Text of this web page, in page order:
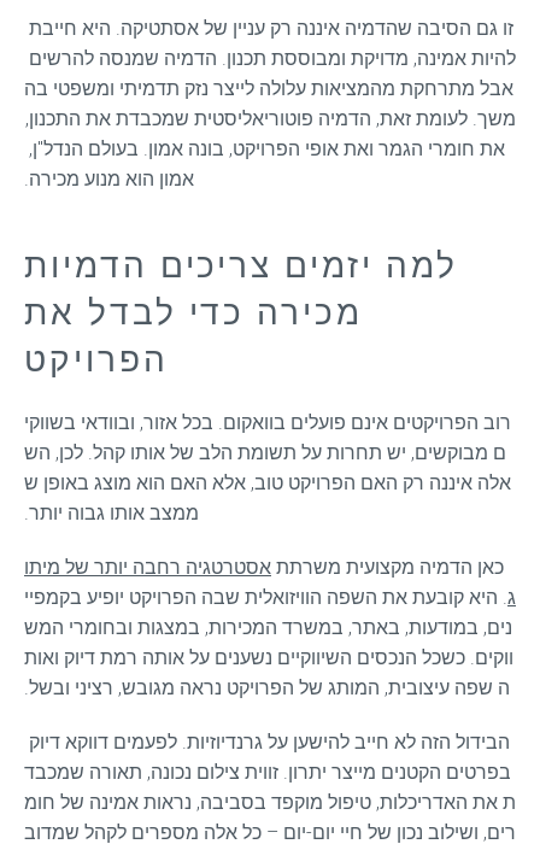
אבל מתרחקת מהמציאות עלולה לייצר נזק תדמיתי ומשפטי בה
אמון הוא מנוע מכירה.
למה יזמים צריכים הדמיות
מכירה כדי לבדל את
הפרויקט
רוב הפרויקטים אינם פועלים בוואקום. בכל אזור, ובוודאי בשווקי
ם מבוקשים, יש תחרות על תשומת הלב של אותו קהל. לכן, הש
אלה איננה רק האם הפרויקט טוב, אלא האם הוא מוצג באופן ש
ממצב אותו גבוה יותר.
כאן הדמיה מקצועית משרתת אסטרטגיה רחבה יותר של מיתו
ג. היא קובעת את השפה הוויזואלית שבה הפרויקט יופיע בקמפיי
נים, במודעות, באתר, במשרד המכירות, במצגות ובחומרי המש
ווקים. כשכל הנכסים השיווקיים נשענים על אותה רמת דיוק ואות
ה שפה עיצובית, המותג של הפרויקט נראה מגובש, רציני ובשל.
בפרטים הקטנים מייצר יתרון. זווית צילום נכונה, תאורה שמכבד
ת את האדריכלות, טיפול מוקפד בסביבה, נראות אמינה של חומ
רים, ושילוב נכון של חיי יום-יום – כל אלה מספרים לקהל שמדוב